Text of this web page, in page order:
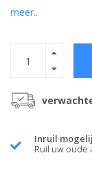
meer..
Inruil
Ruil uw oude